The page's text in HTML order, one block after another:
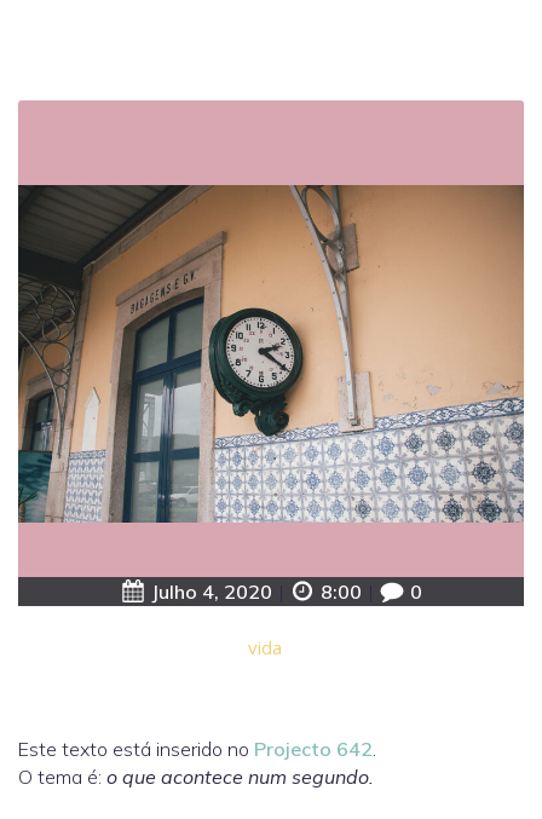
Julho 4, 2020 8:00 0
vida
Este texto está inserido no Projecto 642.
O tema é: o que acontece num segundo.